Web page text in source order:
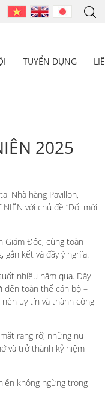
TUYỂN DỤNG
2025
Nhà hàng Pavillon,
NIÊN với chủ đề “Đổi mới
Giám Đốc, cùng toàn
kết và đầy ý nghĩa.
nhiều năm qua. Đây
đến toàn thể cán bộ –
uy tín và thành công
rạng rỡ, những nụ
và trở thành kỷ niệm
không ngừng trong